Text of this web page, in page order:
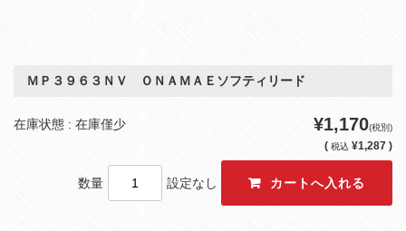
ＭＰ３９６３ＮＶ ＯＮＡＭＡＥソフティリード
在庫状態 : 在庫僅少 ¥1,170(税別)
( 税込 ¥1,287 )
数量 設定なし